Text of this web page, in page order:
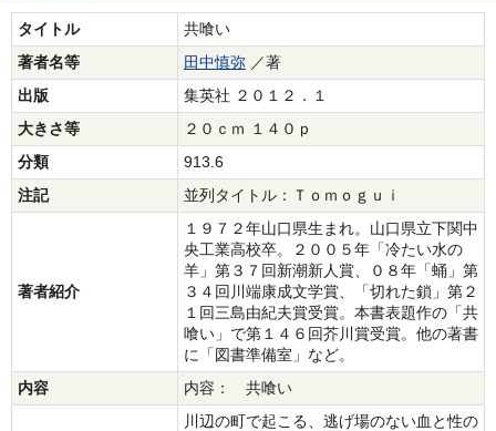
タイトル
共喰い
著者名等
田中慎弥 ／著
出版
集英社 ２０１２．１
大きさ等
２０ｃｍ １４０ｐ
分類
913.6
注記
並列タイトル：Ｔｏｍｏｇｕｉ
著者紹介
１９７２年山口県生まれ。山口県立下関中
央工業高校卒。２００５年「冷たい水の
羊」第３７回新潮新人賞、０８年「蛹」第
３４回川端康成文学賞、「切れた鎖」第２
１回三島由紀夫賞受賞。本書表題作の「共
喰い」で第１４６回芥川賞受賞。他の著書
に「図書準備室」など。
内容
内容： 共喰い
川辺の町で起こる、逃げ場のない血と性の